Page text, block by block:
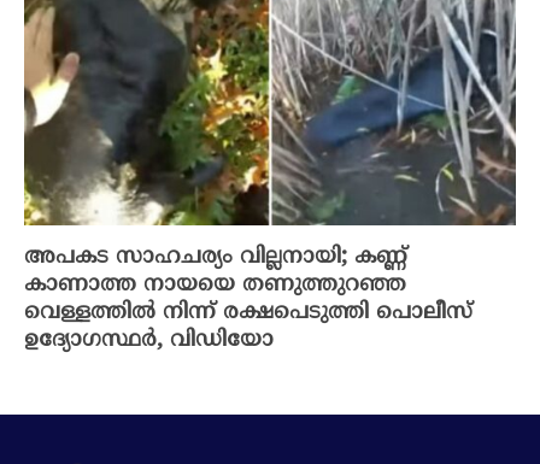
അപകട സാഹചര്യം വില്ലനായി; കണ്ണ്
കാണാത്ത നായയെ തണുത്തുറഞ്ഞ
വെള്ളത്തിൽ നിന്ന് രക്ഷപെടുത്തി പൊലീസ്
ഉദ്യോഗസ്ഥർ, വിഡിയോ